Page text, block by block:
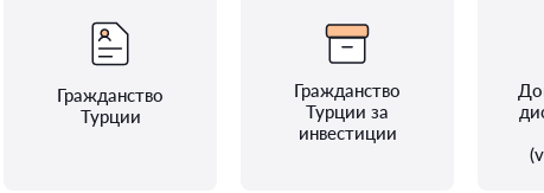
Гражданство
Турции
Гражданство
Турции за
инвестиции